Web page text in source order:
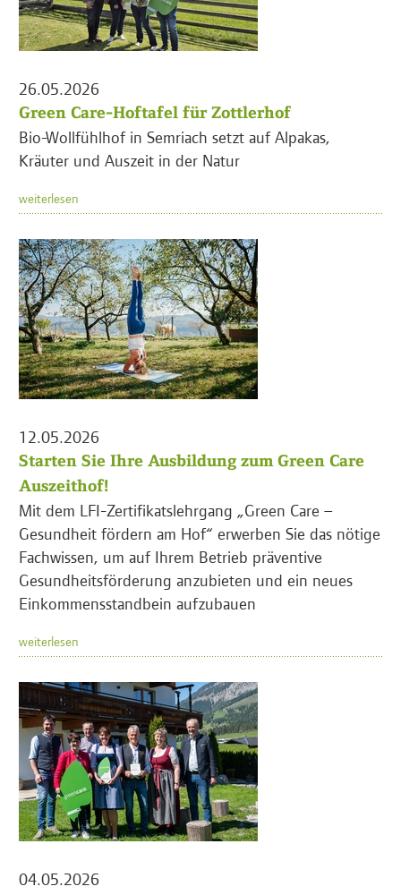
26.05.2026
Green Care-Hoftafel für Zottlerhof
Bio-Wollfühlhof in Semriach setzt auf Alpakas,
Kräuter und Auszeit in der Natur
weiterlesen
12.05.2026
Starten Sie Ihre Ausbildung zum Green Care
Auszeithof!
Mit dem LFI-Zertifikatslehrgang „Green Care –
Gesundheit fördern am Hof“ erwerben Sie das nötige
Fachwissen, um auf Ihrem Betrieb präventive
Gesundheitsförderung anzubieten und ein neues
Einkommensstandbein aufzubauen
weiterlesen
04.05.2026